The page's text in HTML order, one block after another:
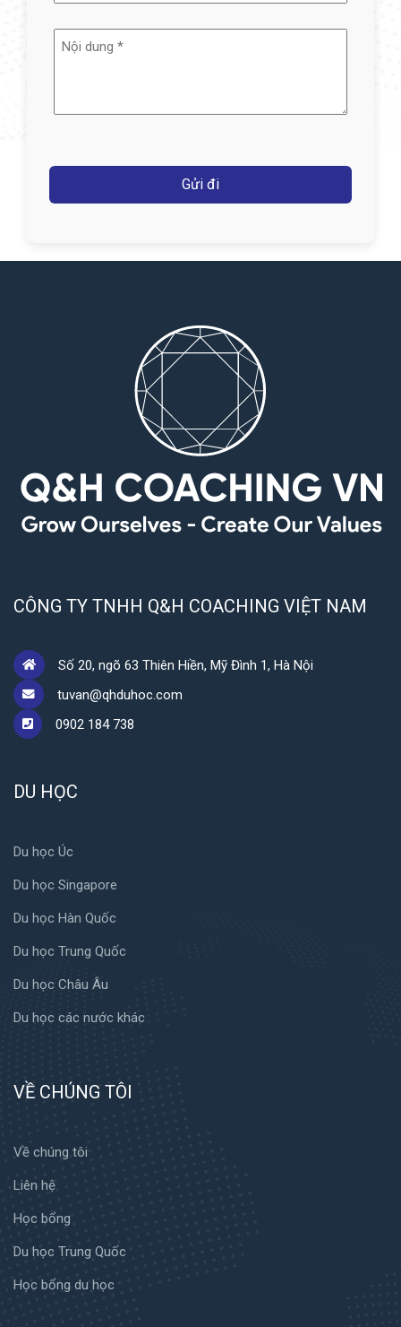
Nội
CÔNG TY TNHH Q&H COACHING VIỆT NAM
Số 20, ngõ 63 Thiên Hiền, Mỹ Đình 1, Hà Nội
tuvan@qhduhoc.com
0902 184 738
DU HỌC
Du học Úc
Du học Singapore
Du học Hàn Quốc
Du học Trung Quốc
Du học Châu Âu
Du học các nước khác
VỀ CHÚNG TÔI
Về chúng tôi
Liên hệ
Học bổng
Du học Trung Quốc
Học bổng du học